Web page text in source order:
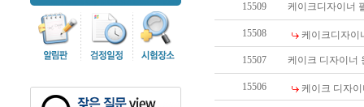
15509 케이크디자이너
15508 케이크디자이
15507 케이크 디자이너
15506 케이크 디자